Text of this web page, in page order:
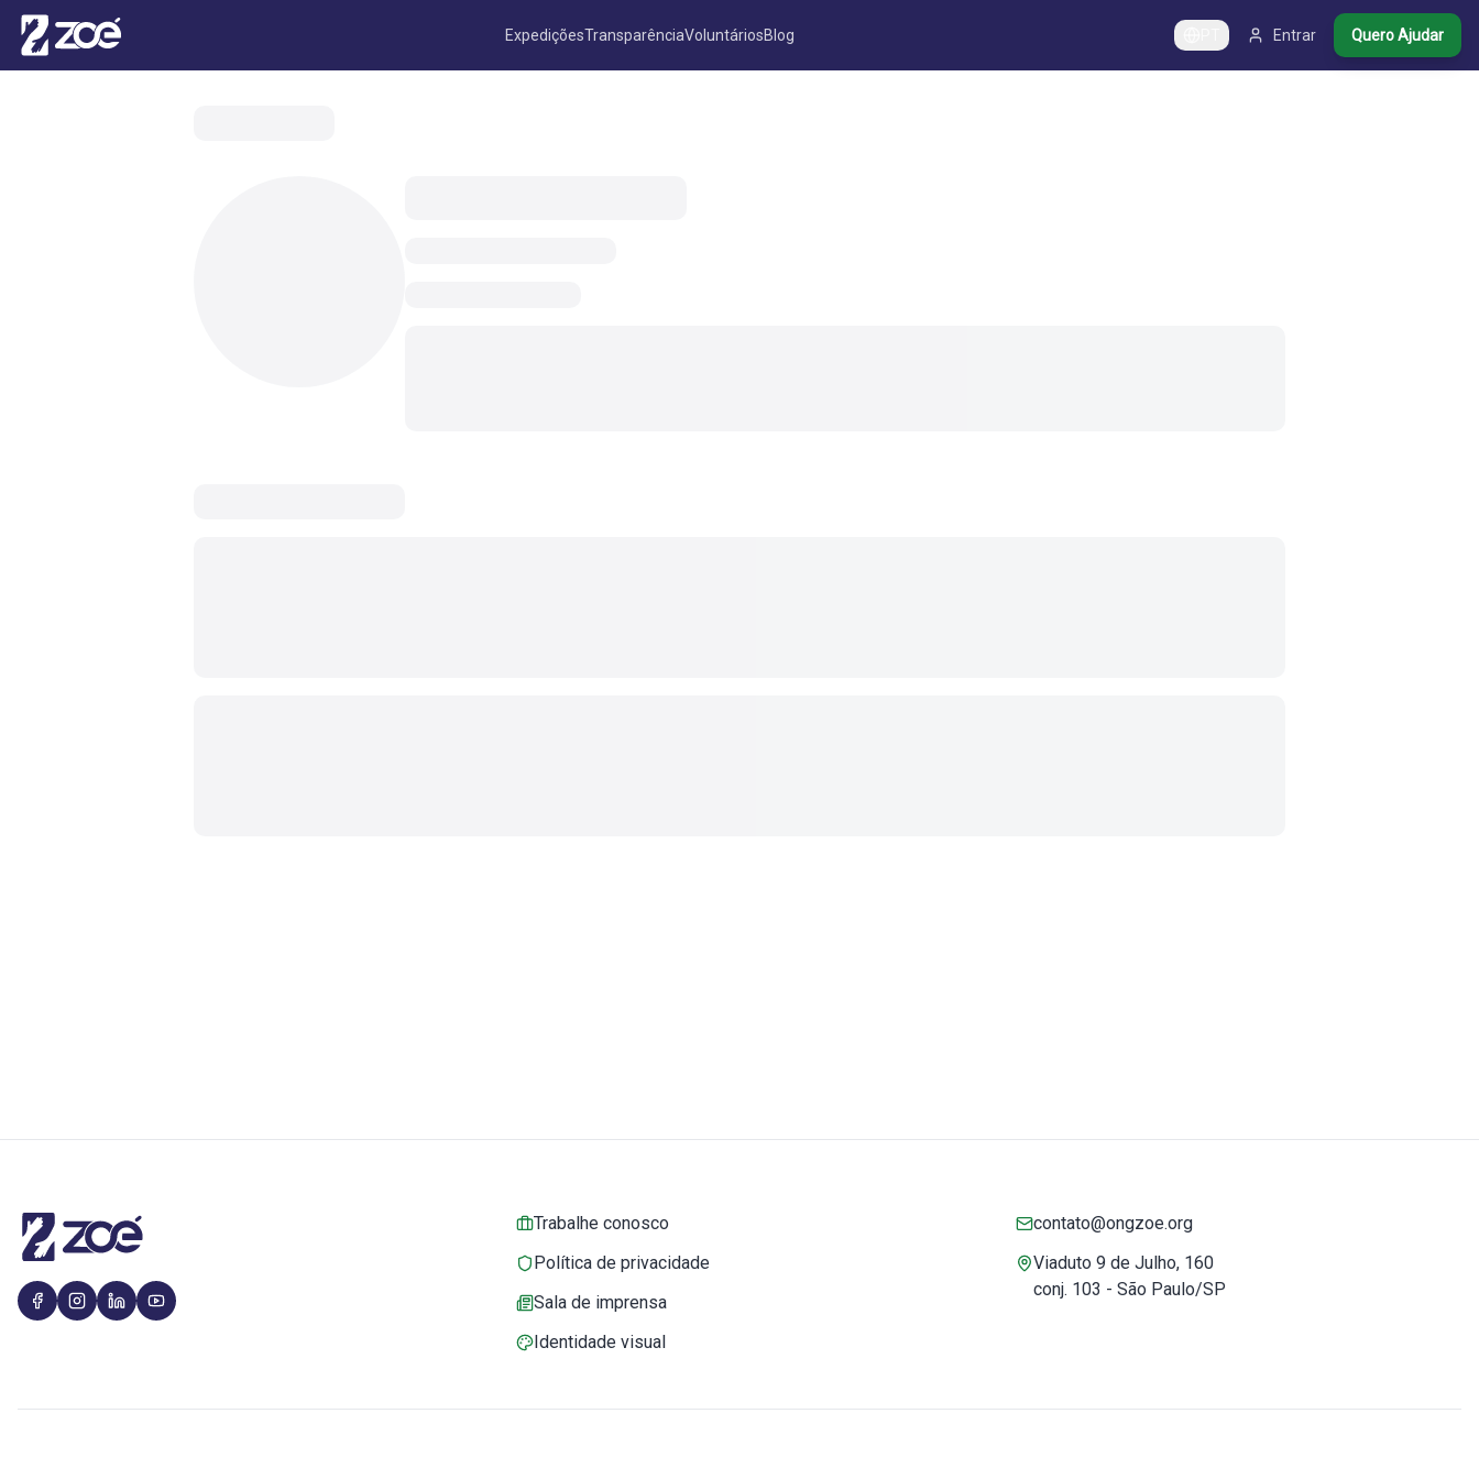
ExpediçõesTransparênciaVoluntáriosBlog Entrar Quero Ajudar
Trabalhe conosco
Política de privacidade
Sala de imprensa
Identidade visual
contato@ongzoe.org
Viaduto 9 de Julho, 160
conj. 103 - São Paulo/SP